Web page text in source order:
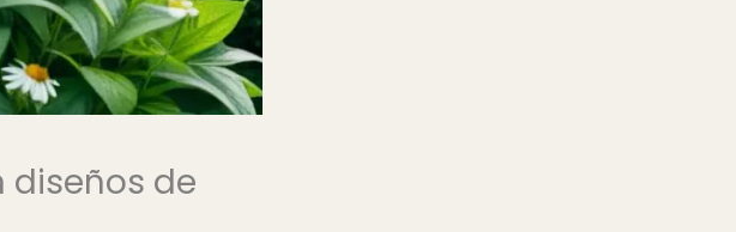
diseños de